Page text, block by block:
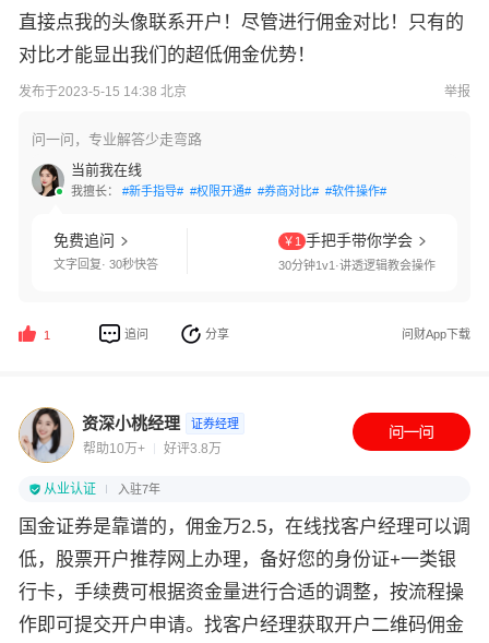
直接点我的头像联系开户！尽管进行佣金对比！只有的
对比才能显出我们的超低佣金优势！
发布于2023-5-15 14:38 北京 举报
问一问，专业解答少走弯路
当前我在线
我擅长： #新手指导# #权限开通# #券商对比# #软件操作#
免费追问
文字回复· 30秒快答
￥1 手把手带你学会
30分钟1v1·讲透逻辑教会操作
1 追问 分享 问财App下载
资深小桃经理 证券经理
帮助10万+ 好评3.8万
从业认证 入驻7年
国金证券是靠谱的，佣金万2.5，在线找客户经理可以调
低，股票开户推荐网上办理，备好您的身份证+一类银
行卡，手续费可根据资金量进行合适的调整，按流程操
作即可提交开户申请。找客户经理获取开户二维码佣金